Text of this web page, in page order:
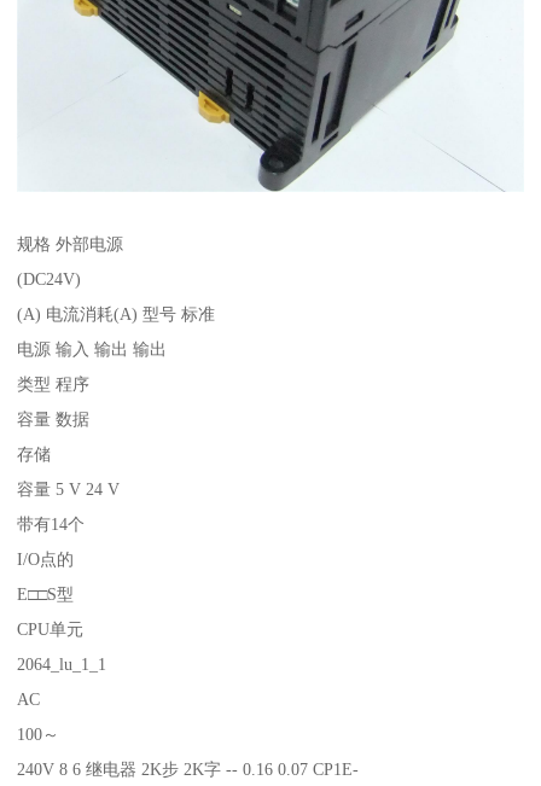
规格 外部电源
(DC24V)
(A) 电流消耗(A) 型号 标准
电源 输入 输出 输出
类型 程序
容量 数据
存储
容量 5 V 24 V
带有14个
I/O点的
E□□S型
CPU单元
2064_lu_1_1
AC
100～
240V 8 6 继电器 2K步 2K字 -- 0.16 0.07 CP1E-